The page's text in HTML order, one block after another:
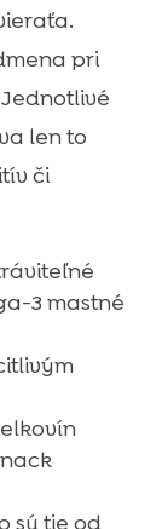
pri
len to
či
3 mastné
sú tie od